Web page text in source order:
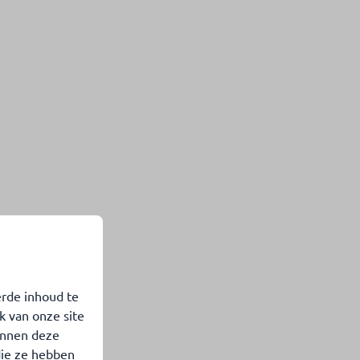
inhoud te
van onze site
deze
ze hebben